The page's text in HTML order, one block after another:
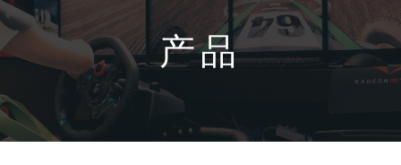
产品